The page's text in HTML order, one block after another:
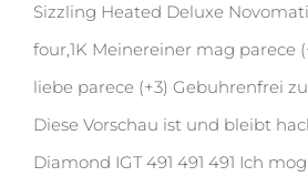
Sizzling Heated Deluxe
four,1K Meinereiner mag parece
liebe parece (+3) Gebuhrenfrei
Diese Vorschau ist und bleibt
Diamond IGT 491 491 491 Ich